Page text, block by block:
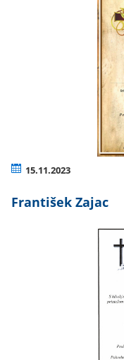
15.11.2023
František Zajac